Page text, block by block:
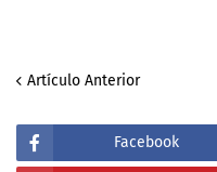
Artículo Anterior
Facebook